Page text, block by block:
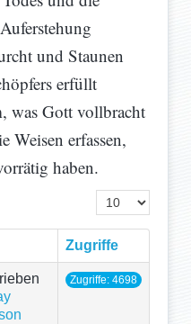
und Staunen
erfüllt
was Gott vollbracht
Weisen erfassen,
haben.
Anzeige #
Zugriffe
Zugriffe: 4698